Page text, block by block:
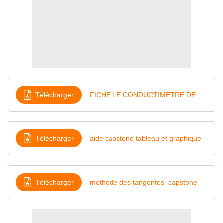
Télécharger
Télécharger aide capstone tableau et graphique
Télécharger methode des tangentes_capstone